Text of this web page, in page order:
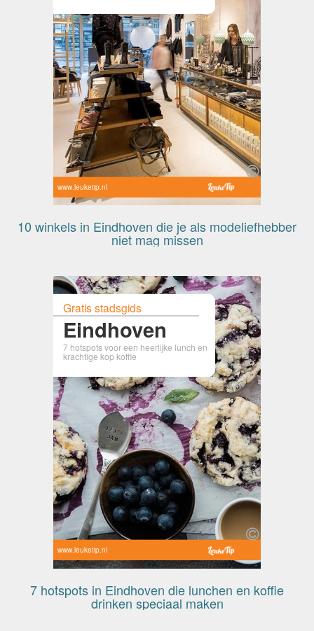
www.leuketip.nl
10 winkels in Eindhoven die je als modeliefhebber
niet mag missen
Gratis stadsgids
Eindhoven
7 hotspots voor een heerlijke lunch en
krachtige kop koffie
www.leuketip.nl
7 hotspots in Eindhoven die lunchen en koffie
drinken speciaal maken